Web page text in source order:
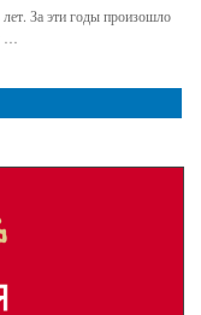
За эти годы произошло